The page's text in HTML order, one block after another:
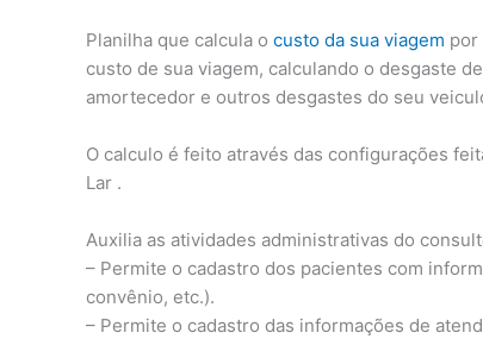
Planilha que calcula o custo da sua viagem por
custo de sua viagem, calculando o desgaste
amortecedor e outros desgastes do seu
O calculo é feito através das configurações
Lar .
Auxilia as atividades administrativas do
– Permite o cadastro dos pacientes com
convênio, etc.).
– Permite o cadastro das informações de